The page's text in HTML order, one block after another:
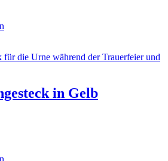
in Gelb